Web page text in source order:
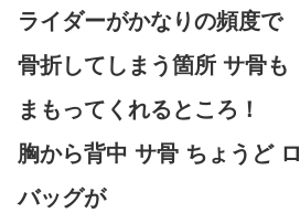
ライダーがかなりの頻度で
骨折してしまう箇所 サ骨も
まもってくれるところ！
胸から背中 サ骨 ちょうど
バッグが